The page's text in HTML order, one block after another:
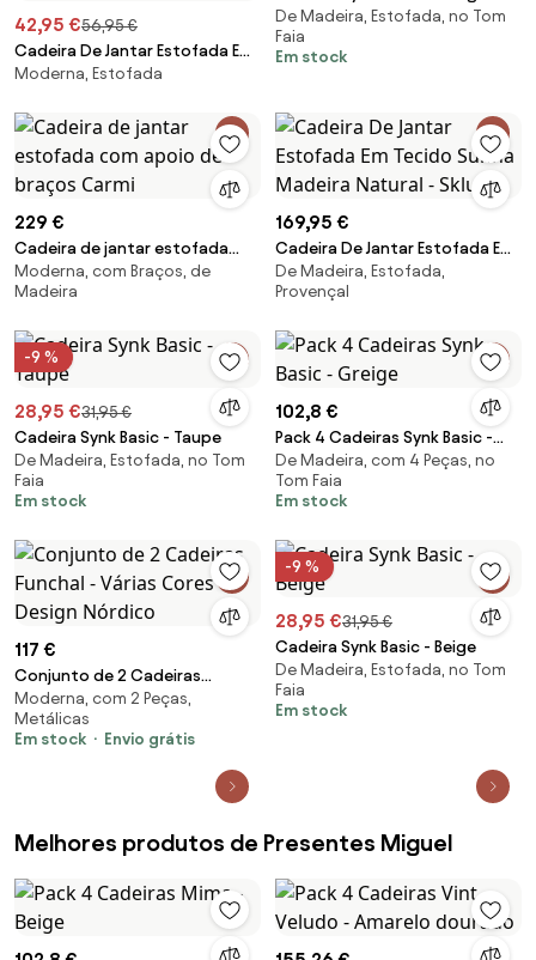
42,95 €56,95 €
Cadeira De Jantar Estofada E
Em Aço Kana Madeira Natural &
Moderna, Estofada
De Madeira, Estofada, no Tom
Faia
Em stock
229 €
Cadeira de jantar estofada
com apoio de braços Carmi
Moderna, com Braços, de
Madeira
169,95 €
Cadeira De Jantar Estofada Em
Tecido Sunna Madeira Natural -
Sklum
De Madeira, Estofada,
Provençal
-9 %
28,95 €31,95 €
Cadeira Synk Basic - Taupe
De Madeira, Estofada, no Tom
Faia
Em stock
102,8 €
Pack 4 Cadeiras Synk Basic -
Greige
De Madeira, com 4 Peças, no
Tom Faia
Em stock
117 €
Conjunto de 2 Cadeiras
Funchal - Várias Cores - Design
Nórdico
Moderna, com 2 Peças,
Metálicas
Em stock
Envio grátis
-9 %
28,95 €31,95 €
Cadeira Synk Basic - Beige
De Madeira, Estofada, no Tom
Faia
Em stock
Melhores produtos de Presentes Miguel